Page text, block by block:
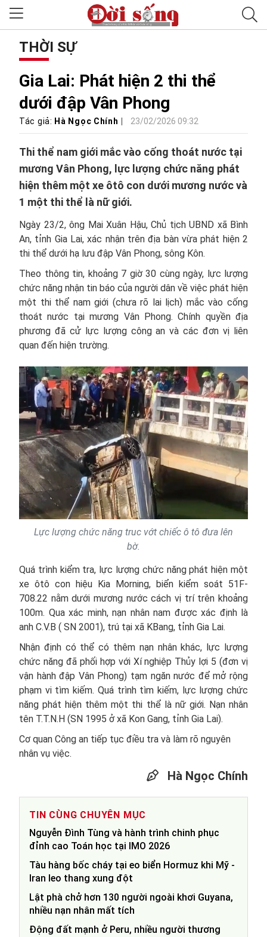
THỜI SỰ
Gia Lai: Phát hiện 2 thi thể
dưới đập Vân Phong
Tác giả: Hà Ngọc Chính 23/02/2026 09:32
Thi thể nam giới mắc vào cống thoát nước tại
mương Vân Phong, lực lượng chức năng phát
hiện thêm một xe ôtô con dưới mương nước và
1 một thi thể là nữ giới.
Ngày 23/2, ông Mai Xuân Hậu, Chủ tịch UBND xã Bình
An, tỉnh Gia Lai, xác nhận trên địa bàn vừa phát hiện 2
thi thể dưới hạ lưu đập Vân Phong, sông Kôn.
Theo thông tin, khoảng 7 giờ 30 cùng ngày, lực lượng
chức năng nhận tin báo của người dân về việc phát hiện
một thi thể nam giới (chưa rõ lai lịch) mắc vào cống
thoát nước tại mương Vân Phong. Chính quyền địa
phương đã cử lực lượng công an và các đơn vị liên
quan đến hiện trường.
Lực lượng chức năng truc vớt chiếc ô tô đưa lên
bờ.
Quá trình kiểm tra, lực lượng chức năng phát hiện một
xe ôtô con hiệu Kia Morning, biển kiểm soát 51F-
708.22 nằm dưới mương nước cách vị trí trên khoảng
100m. Qua xác minh, nạn nhân nam được xác định là
anh C.V.B ( SN 2001), trú tại xã KBang, tỉnh Gia Lai.
Nhận định có thể có thêm nạn nhân khác, lực lượng
chức năng đã phối hợp với Xí nghiệp Thủy lợi 5 (đơn vị
vận hành đập Vân Phong) tạm ngăn nước để mở rộng
phạm vi tìm kiếm. Quá trình tìm kiếm, lực lượng chức
năng phát hiện thêm một thi thể là nữ giới. Nạn nhân
tên T.T.N.H (SN 1995 ở xã Kon Gang, tỉnh Gia Lai).
Cơ quan Công an tiếp tục điều tra và làm rõ nguyên
nhân vụ việc.
Hà Ngọc Chính
TIN CÙNG CHUYÊN MỤC
Nguyễn Đình Tùng và hành trình chinh phục
đỉnh cao Toán học tại IMO 2026
Tàu hàng bốc cháy tại eo biển Hormuz khi Mỹ -
Iran leo thang xung đột
Lật phà chở hơn 130 người ngoài khơi Guyana,
nhiều nạn nhân mất tích
Động đất mạnh ở Peru, nhiều người thương